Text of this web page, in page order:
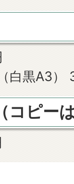
白黒A3）
コピー